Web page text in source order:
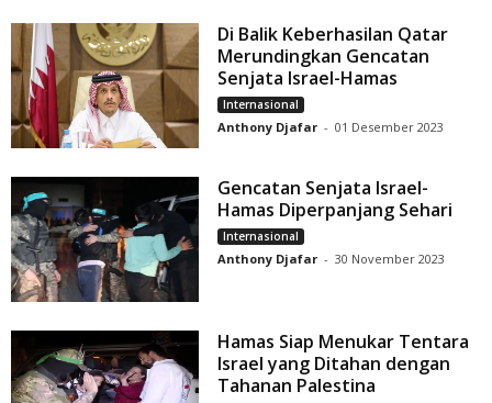
Di Balik Keberhasilan Qatar
Merundingkan Gencatan
Senjata Israel-Hamas
Internasional
Anthony Djafar - 01 Desember 2023
Gencatan Senjata Israel-
Hamas Diperpanjang Sehari
Internasional
Anthony Djafar - 30 November 2023
Hamas Siap Menukar Tentara
Israel yang Ditahan dengan
Tahanan Palestina